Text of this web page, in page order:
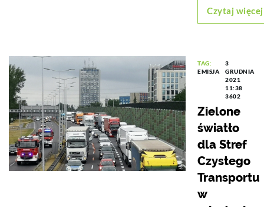
Czytaj więcej
TAG:
EMISJA
3
GRUDNIA
2021
11:38
3602
​​Zielone
światło
dla Stref
Czystego
Transportu
w